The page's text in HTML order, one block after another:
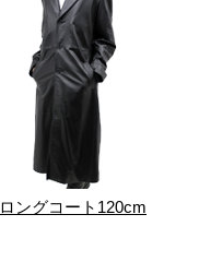
ロングコート120cm